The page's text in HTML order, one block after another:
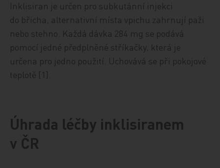
Inklisiran je určen pro subkutánní injekci
do břicha, alternativní místa vpichu zahrnují paži
nebo stehno. Každá dávka 284 mg se podává
pomocí jedné předplněné stříkačky, která je
určena pro jedno použití. Uchovává se při pokojové
teplotě [1].
Úhrada léčby inklisiranem
v ČR